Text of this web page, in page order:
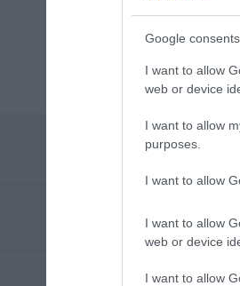
Google consents
I want to allow
web or device
I want to allow
purposes.
I want to allow
I want to allow
web or device
I want to allow